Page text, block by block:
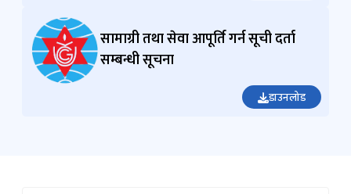
सामाग्री तथा सेवा आपूर्ति गर्न सूची दर्ता
सम्बन्धी सूचना
डाउनलोड